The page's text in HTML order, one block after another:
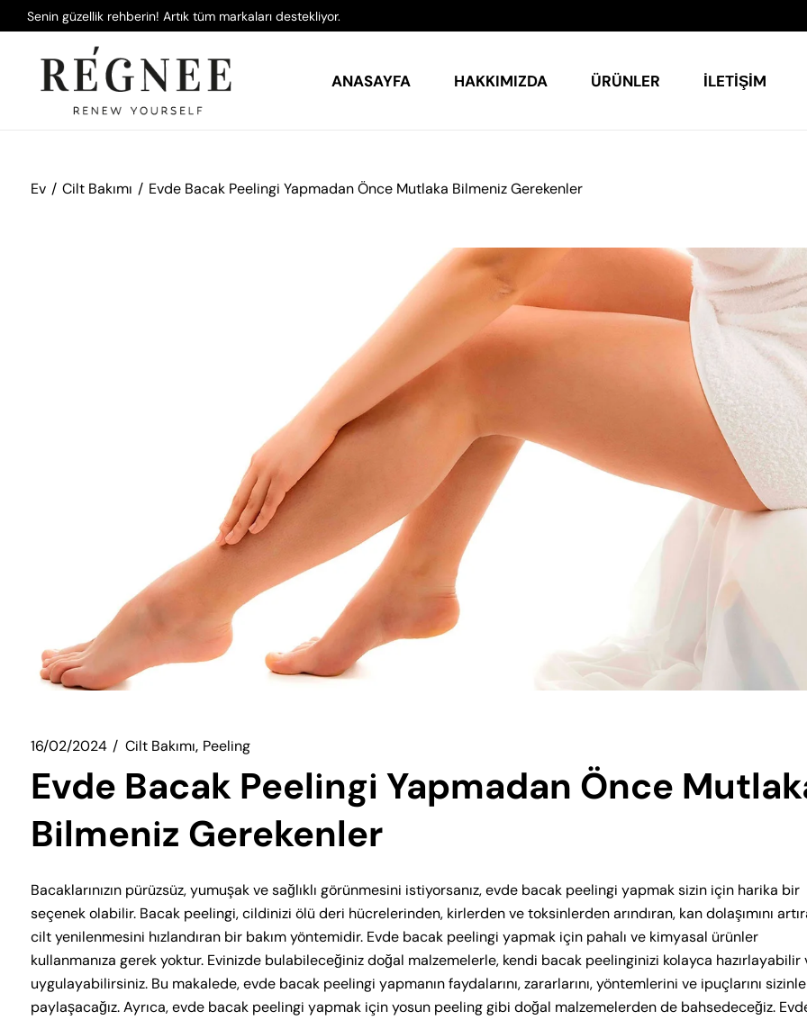
Senin güzellik rehberin! Artık tüm markaları destekliyor.
ANASAYFA HAKKIMIZDA ÜRÜNLER İLETIŞIM
Ev Cilt Bakımı Evde Bacak Peelingi Yapmadan Önce Mutlaka Bilmeniz Gerekenler
16/02/2024 Cilt Bakımı Peeling
Evde Bacak Peelingi Yapmadan Önce
Bilmeniz Gerekenler
Bacaklarınızın pürüzsüz, yumuşak ve sağlıklı görünmesini istiyorsanız, evde bacak peelingi yapmak sizin için harika bir
seçenek olabilir. Bacak peelingi, cildinizi ölü deri hücrelerinden, kirlerden ve toksinlerden arındıran, kan dolaşımını
cilt yenilenmesini hızlandıran bir bakım yöntemidir. Evde bacak peelingi yapmak için pahalı ve kimyasal ürünler
kullanmanıza gerek yoktur. Evinizde bulabileceğiniz doğal malzemelerle, kendi bacak peelinginizi kolayca hazırlayabilir
uygulayabilirsiniz. Bu makalede, evde bacak peelingi yapmanın faydalarını, zararlarını, yöntemlerini ve ipuçlarını sizinle
paylaşacağız. Ayrıca, evde bacak peelingi yapmak için yosun peeling gibi doğal malzemelerden de bahsedeceğiz.